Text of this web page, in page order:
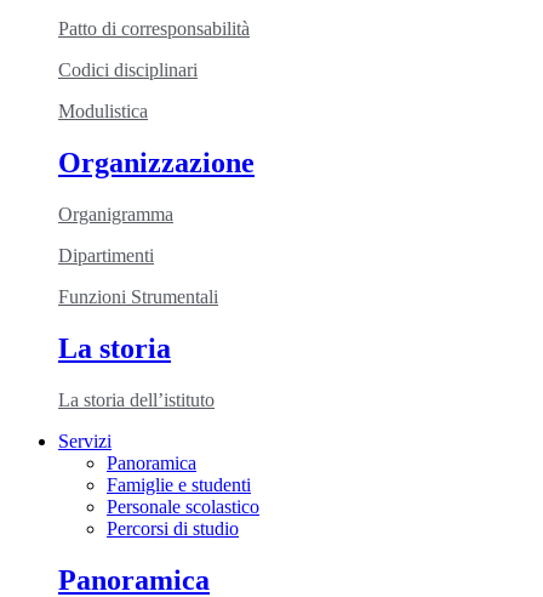
Patto di corresponsabilità
Codici disciplinari
Modulistica
Organizzazione
Organigramma
Dipartimenti
Funzioni Strumentali
La storia
La storia dell’istituto
Servizi
Panoramica
Famiglie e studenti
Personale scolastico
Percorsi di studio
Panoramica